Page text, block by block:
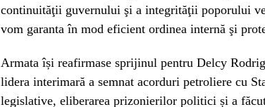
continuităţii guvernului şi a integrităţii poporului
vom garanta în mod eficient ordinea internă şi
Armata își reafirmase sprijinul pentru Delcy
lidera interimară a semnat acorduri petroliere cu
legislative, eliberarea prizonierilor politici și a